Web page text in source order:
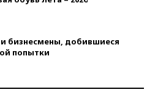
бизнесмены, добившиеся
попытки